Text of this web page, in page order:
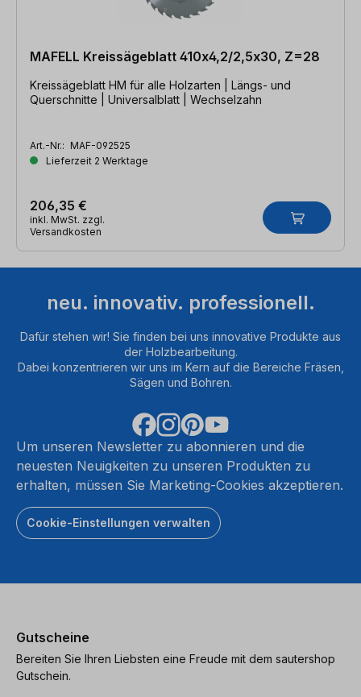
MAFELL Kreissägeblatt 410x4,2/2,5x30, Z=28
Kreissägeblatt HM für alle Holzarten | Längs- und
Querschnitte | Universalblatt | Wechselzahn
Art.-Nr.: MAF-092525
Lieferzeit 2 Werktage
206,35 €
inkl. MwSt. zzgl.
Versandkosten
neu. innovativ. professionell.
Dafür stehen wir! Sie finden bei uns innovative Produkte aus
der Holzbearbeitung.
Dabei konzentrieren wir uns im Kern auf die Bereiche Fräsen,
Sägen und Bohren.
Um unseren Newsletter zu abonnieren und die
neuesten Neuigkeiten zu unseren Produkten zu
erhalten, müssen Sie Marketing-Cookies akzeptieren.
Cookie-Einstellungen verwalten
Gutscheine
Bereiten Sie Ihren Liebsten eine Freude mit dem sautershop
Gutschein.